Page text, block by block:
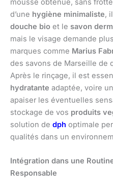
mousse obtenue, sans
d’une hygiène minimaliste,
douche bio et le savon
mais le visage demande
marques comme Marius
des savons de Marseille de
Après le rinçage, il est
hydratante adaptée, voire
apaiser les éventuelles
stockage de vos produits
solution de dph optimale
qualités dans un
Intégration dans une
Responsable